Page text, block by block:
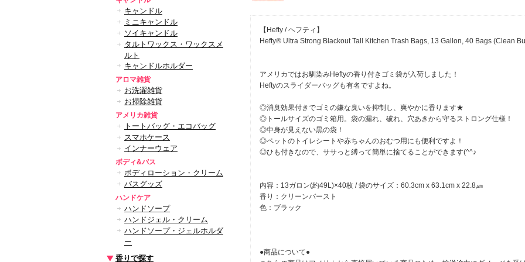
キャンドル
ミニキャンドル
ソイキャンドル
タルトワックス・ワックスメ
ルト
キャンドルホルダー
アロマ雑貨
お洗濯雑貨
お掃除雑貨
アメリカ雑貨
トートバッグ・エコバッグ
スマホケース
インナーウェア
ボディ&バス
ボディローション・クリーム
バスグッズ
ハンドケア
ハンドソープ
ハンドジェル・クリーム
ハンドソープ・ジェルホルダ
ー
香りで探す
【Hefty / ヘフティ】
Hefty® Ultra Strong Blackout Tall Kitchen Trash Bags, 13 Gallon, 40 Bags (Clean
アメリカではお馴染みHeftyの香り付きゴミ袋が入荷しました！
Heftyのスライダーバッグも有名ですよね。
◎消臭効果付きでゴミの嫌な臭いを抑制し、爽やかに香ります★
◎トールサイズのゴミ箱用。袋の漏れ、破れ、穴あきから守るストロング仕様！
◎中身が見えない黒の袋！
◎ペットのトイレシートや赤ちゃんのおむつ用にも便利ですよ！
◎ひも付きなので、ササっと縛って簡単に捨てることができます(^^♪
内容：13ガロン(約49L)×40枚 / 袋のサイズ：60.3cm x 63.1cm x 22.8㎛
香り：クリーンバースト
色：ブラック
●商品について●